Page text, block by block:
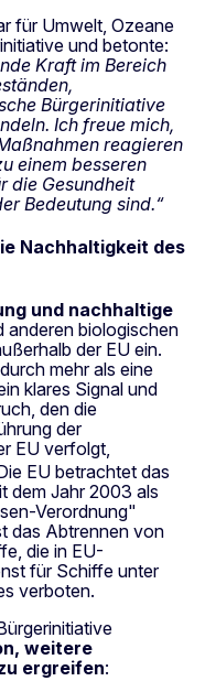
für Umwelt, Ozeane
und betonte:
Kraft im Bereich
Bürgerinitiative
Ich freue mich,
reagieren
einem besseren
die Gesundheit
Bedeutung sind.“
Nachhaltigkeit des
und nachhaltige
anderen biologischen
der EU ein.
mehr als eine
klares Signal und
den die
der
EU verfolgt,
EU betrachtet das
dem Jahr 2003 als
Verordnung"
das Abtrennen von
die in EU-
für Schiffe unter
verboten.
weitere
ergreifen: